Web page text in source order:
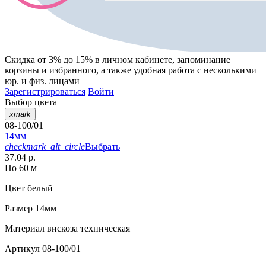
Скидка от 3% до 15% в личном кабинете, запоминание
корзины и избранного, а также удобная работа с несколькими
юр. и физ. лицами
Зарегистрироваться Войти
Выбор цвета
xmark
08-100/01
14мм
checkmark_alt_circleВыбрать
37.04 р.
По 60 м
Цвет белый
Размер 14мм
Материал вискоза техническая
Артикул 08-100/01